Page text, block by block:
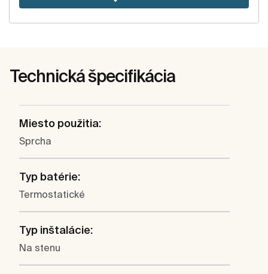
Technická špecifikácia
Miesto použitia:
Sprcha
Typ batérie:
Termostatické
Typ inštalácie:
Na stenu